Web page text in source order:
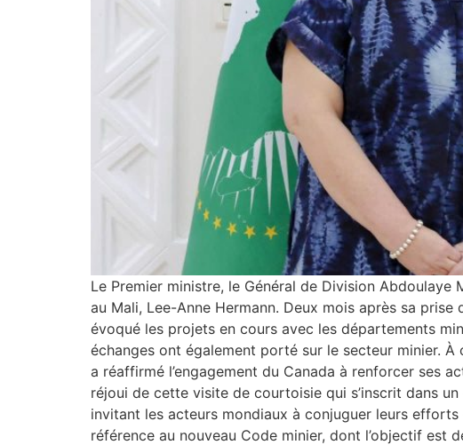
Le Premier ministre, le Général de Division Abdoulaye
au Mali, Lee-Anne Hermann. Deux mois après sa
évoqué les projets en cours avec les départements
échanges ont également porté sur le secteur minier.
a réaffirmé l’engagement du Canada à renforcer ses
réjoui de cette visite de courtoisie qui s’inscrit dans
invitant les acteurs mondiaux à conjuguer leurs
référence au nouveau Code minier, dont l’objectif